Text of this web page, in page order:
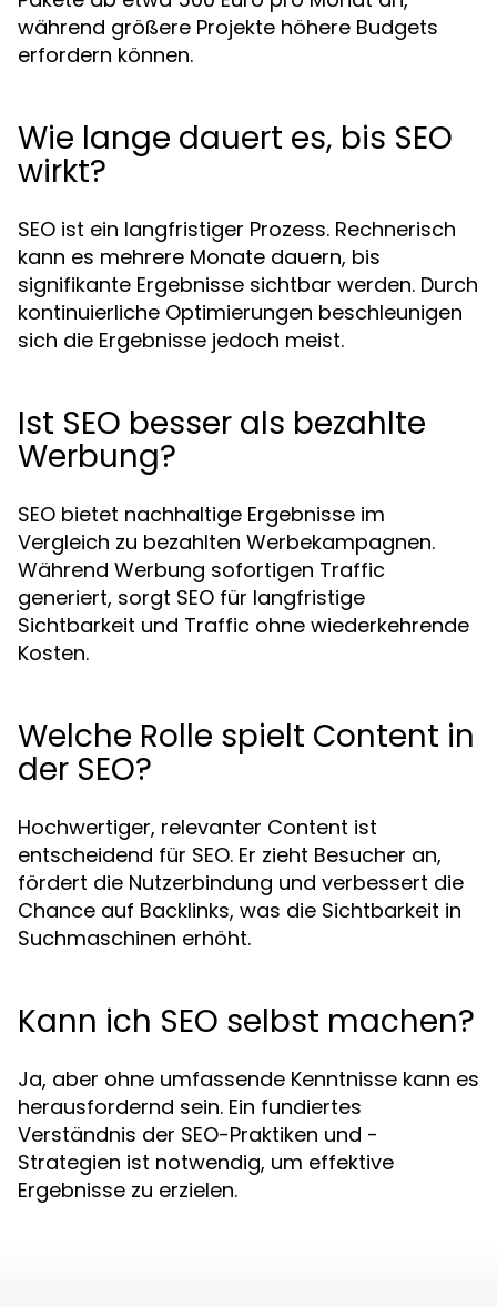
während größere Projekte höhere Budgets
erfordern können.
Wie lange dauert es, bis SEO
wirkt?
SEO ist ein langfristiger Prozess. Rechnerisch
kann es mehrere Monate dauern, bis
signifikante Ergebnisse sichtbar werden. Durch
kontinuierliche Optimierungen beschleunigen
sich die Ergebnisse jedoch meist.
Ist SEO besser als bezahlte
Werbung?
SEO bietet nachhaltige Ergebnisse im
Vergleich zu bezahlten Werbekampagnen.
Während Werbung sofortigen Traffic
generiert, sorgt SEO für langfristige
Sichtbarkeit und Traffic ohne wiederkehrende
Kosten.
Welche Rolle spielt Content in
der SEO?
Hochwertiger, relevanter Content ist
entscheidend für SEO. Er zieht Besucher an,
fördert die Nutzerbindung und verbessert die
Chance auf Backlinks, was die Sichtbarkeit in
Suchmaschinen erhöht.
Kann ich SEO selbst machen?
Ja, aber ohne umfassende Kenntnisse kann es
herausfordernd sein. Ein fundiertes
Verständnis der SEO-Praktiken und -
Strategien ist notwendig, um effektive
Ergebnisse zu erzielen.